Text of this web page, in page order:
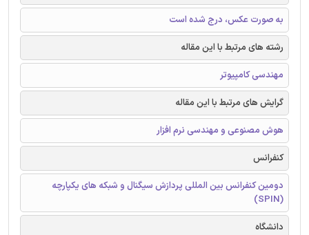
به صورت عکس، درج شده است
رشته های مرتبط با این مقاله
مهندسی کامپیوتر
گرایش های مرتبط با این مقاله
هوش مصنوعی و مهندسی نرم افزار
کنفرانس
دومین کنفرانس بین المللی پردازش سیگنال و شبکه های یکپارچه
(SPIN)
دانشگاه